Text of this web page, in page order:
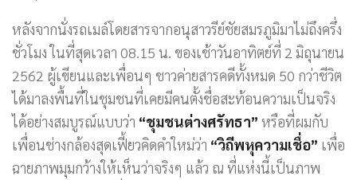
หลังจากนั่งรถเมล์โดยสารจากอนุสาวรีย์ชัยสมรภูมิมาไม่ถึงครึ่ง
ชั่วโมง ในที่สุดเวลา 08.15 น. ของเช้าวันอาทิตย์ที่ 2 มิถุนายน
2562 ผู้เขียนและเพื่อนๆ ชาวค่ายสารคดีทั้งหมด 50 กว่าชีวิต
ได้มาลงพื้นที่ในชุมชนที่เคยมีคนตั้งชื่อสะท้อนความเป็นจริง
ได้อย่างสมบูรณ์แบบว่า “ชุมชนต่างศรัทธา” หรือที่ผมกับ
เพื่อนช่างกล้องสุดเฟี้ยวคิดคำใหม่ว่า “วิถีพหุความเชื่อ” เพื่อ
ฉายภาพมุมกว้างให้เห็นว่าจริงๆ แล้ว ณ ที่แห่งนี้เป็นภาพ